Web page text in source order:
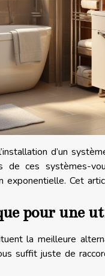
d’un
de ces systèmes-
exponentielle. Cet
pour une
la meilleure
suffit juste de